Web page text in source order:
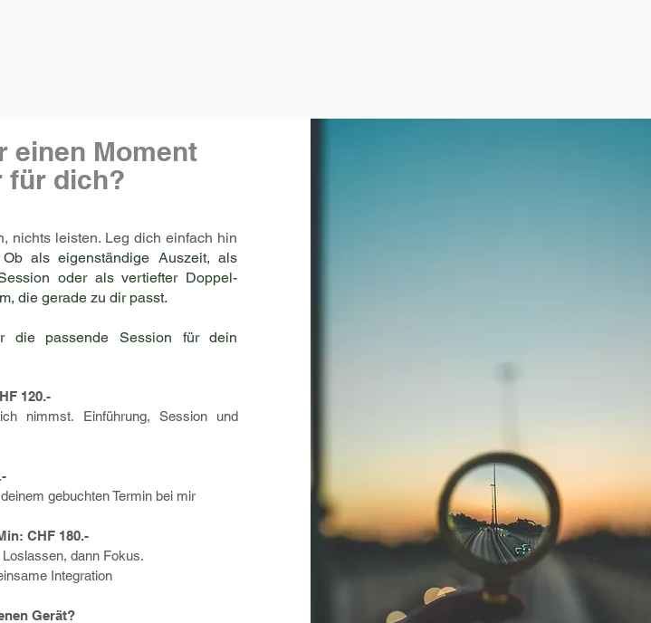
einen Moment
für dich?
nichts leisten. Leg dich einfach hin
Ob als eigenständige Auszeit, als
oder als vertiefter Doppel-
die gerade zu dir passt.
die passende Session für dein
120.-
nimmst. Einführung, Session und
gebuchten Termin bei mir
CHF 180.-
dann Fokus.
Integration
Gerät?